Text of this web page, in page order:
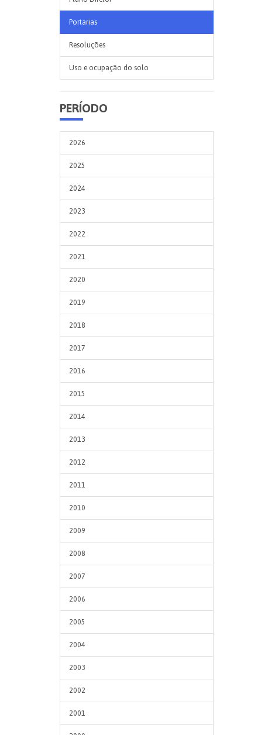
Portarias
Resoluções
Uso e ocupação do solo
PERÍODO
2026
2025
2024
2023
2022
2021
2020
2019
2018
2017
2016
2015
2014
2013
2012
2011
2010
2009
2008
2007
2006
2005
2004
2003
2002
2001